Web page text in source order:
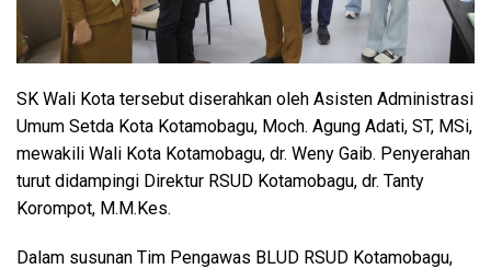
SK Wali Kota tersebut diserahkan oleh Asisten Administrasi
Umum Setda Kota Kotamobagu, Moch. Agung Adati, ST, MSi,
mewakili Wali Kota Kotamobagu, dr. Weny Gaib. Penyerahan
turut didampingi Direktur RSUD Kotamobagu, dr. Tanty
Korompot, M.M.Kes.
Dalam susunan Tim Pengawas BLUD RSUD Kotamobagu,